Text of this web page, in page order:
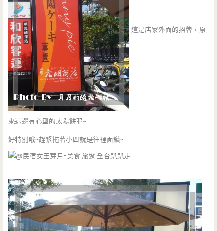
這是店家外面的招牌，原
來這邊有心型的太陽餅耶~
好特別哦~趕緊拖著小四就是往裡面鑽~